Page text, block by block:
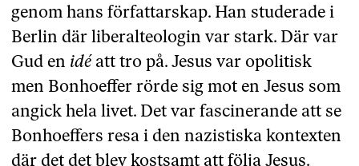
genom hans författarskap. Han studerade i
Berlin där liberalteologin var stark. Där var
Gud en idéatt tro på. Jesus var opolitisk
men Bonhoeffer rörde sig mot en Jesus som
angick hela livet. Det var fascinerande att se
Bonhoeffers resa i den nazistiska kontexten
där det det blev kostsamt att följa Jesus.